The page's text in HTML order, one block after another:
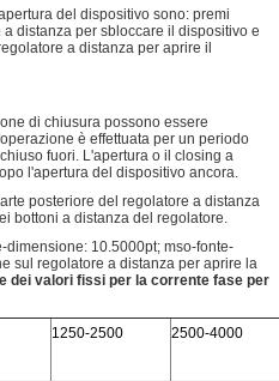
del dispositivo sono: premi
distanza per sbloccare il dispositivo e
a distanza per aprire il
di chiusura possono essere
è effettuata per un periodo
fuori. L'apertura o il closing a
l'apertura del dispositivo ancora.
posteriore del regolatore a distanza
bottoni a distanza del regolatore.
dimensione: 10.5000pt; mso-fonte-
sul regolatore a distanza per aprire la
dei valori fissi per la corrente fase per
1250-2500 2500-4000